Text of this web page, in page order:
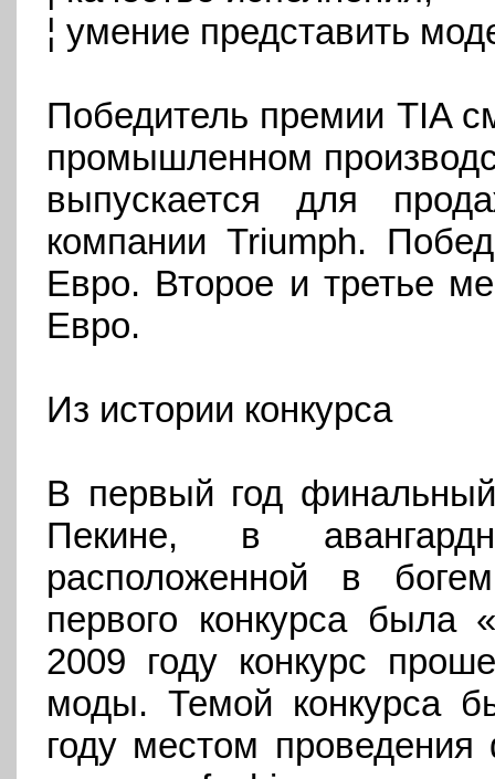
¦ умение представить
Победитель премии TIA
промышленном
выпускается для
компании Triumph.
Евро. Второе и третье
Евро.
Из истории конкурса
В первый год
Пекине, в
расположенной в
первого конкурса была
2009 году конкурс
моды. Темой конкурса
году местом проведения